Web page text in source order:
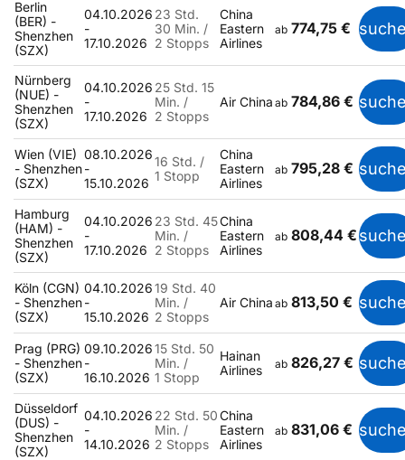
Berlin
(BER) -
Shenzhen
(SZX)
04.10.2026
-
17.10.2026
23 Std.
30 Min. /
2 Stopps
China
Eastern
Airlines
ab 774,75 €
Nürnberg
(NUE) -
Shenzhen
(SZX)
04.10.2026
-
17.10.2026
25 Std. 15
Min. /
2 Stopps
Air China ab 784,86 €
Wien (VIE)
- Shenzhen
(SZX)
08.10.2026
-
15.10.2026
16 Std. /
1 Stopp
China
Eastern
Airlines
ab 795,28 €
Hamburg
(HAM) -
Shenzhen
(SZX)
04.10.2026
-
17.10.2026
23 Std. 45
Min. /
2 Stopps
China
Eastern
Airlines
ab 808,44 €
Köln (CGN)
- Shenzhen
(SZX)
04.10.2026
-
15.10.2026
19 Std. 40
Min. /
2 Stopps
Air China ab 813,50 €
Prag (PRG)
- Shenzhen
(SZX)
09.10.2026
-
16.10.2026
15 Std. 50
Min. /
1 Stopp
Hainan
Airlines
ab 826,27 €
Düsseldorf
(DUS) -
Shenzhen
(SZX)
04.10.2026
-
14.10.2026
22 Std. 50
Min. /
2 Stopps
China
Eastern
Airlines
ab 831,06 €